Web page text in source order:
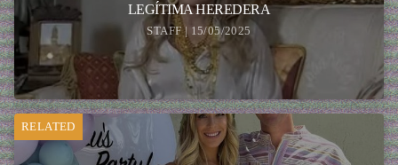
LEGÍTIMA HEREDERA
STAFF | 15/05/2025
RELATED